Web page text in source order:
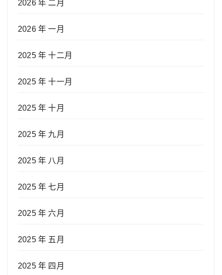
2026 年 二月
2026 年 一月
2025 年 十二月
2025 年 十一月
2025 年 十月
2025 年 九月
2025 年 八月
2025 年 七月
2025 年 六月
2025 年 五月
2025 年 四月